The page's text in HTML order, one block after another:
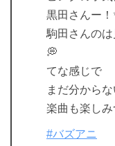
黒田さんー！
駒田さんのは
💭
てな感じで
まだ分から
楽曲も楽し
#バズアニ